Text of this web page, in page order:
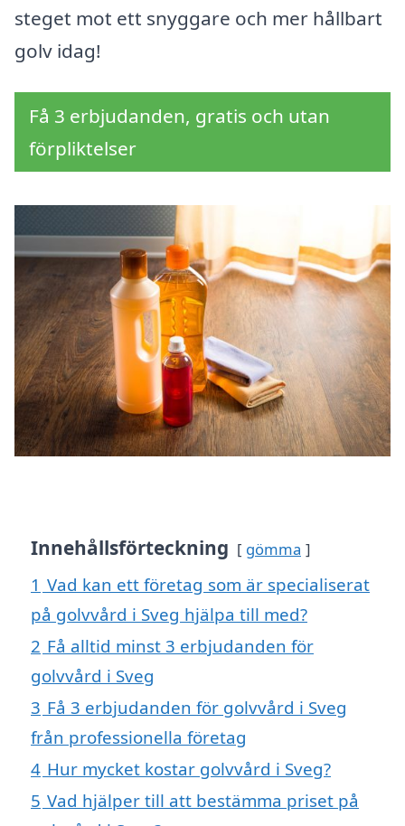
steget mot ett snyggare och mer hållbart
golv idag!
Få 3 erbjudanden, gratis och utan
förpliktelser
Innehållsförteckning gömma
1 Vad kan ett företag som är specialiserat
på golvvård i Sveg hjälpa till med?
2 Få alltid minst 3 erbjudanden för
golvvård i Sveg
3 Få 3 erbjudanden för golvvård i Sveg
från professionella företag
4 Hur mycket kostar golvvård i Sveg?
5 Vad hjälper till att bestämma priset på